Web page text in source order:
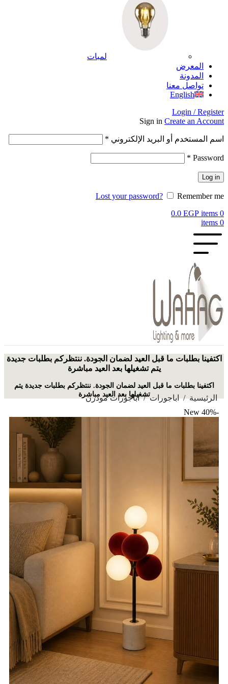
لمبات
المعرض
المدونة
تواصل معنا
English
Login / Register
Sign in Create an Account
اسم المستخدم أو البريد الإلكتروني *
Password
*
Log in
Lost your password?
Remember me
0
items
0.0 EGP
0
items
اكتفينا بطلبات ما قبل العيد لضمان الجودة. ننتظركم بطلبات جديدة
يتم تشغيلها بعد العيد مباشرة
اكتفينا بطلبات ما قبل العيد لضمان الجودة. ننتظركم بطلبات جديدة يتم
تشغيلها بعد العيد مباشرة
الرئيسية/ اباجورات/ اباجورات مودرن
-40%
New